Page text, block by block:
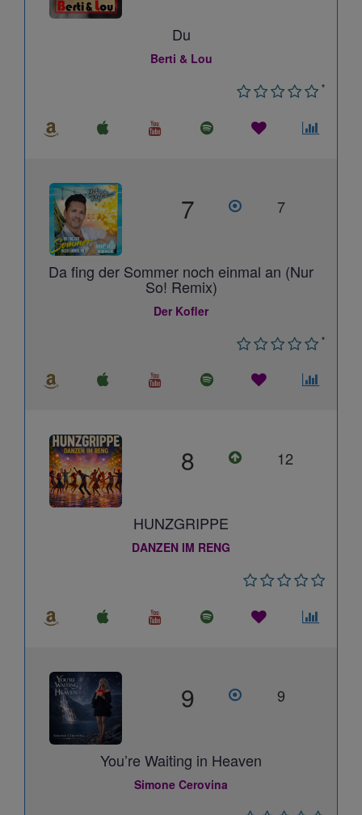
Du
Berti & Lou
*
7 7
Da fing der Sommer noch einmal an (Nur
So! Remix)
Der Kofler
*
8 12
HUNZGRIPPE
DANZEN IM RENG
9 9
You’re Waiting in Heaven
Simone Cerovina